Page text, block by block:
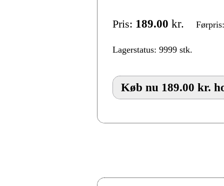
Pris: 189.00 kr.
Lagerstatus: 9999 stk.
Køb nu 189.00 kr.